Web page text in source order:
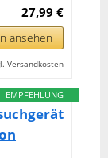
27,99 €
ansehen
Versandkosten
EMPFEHLUNG